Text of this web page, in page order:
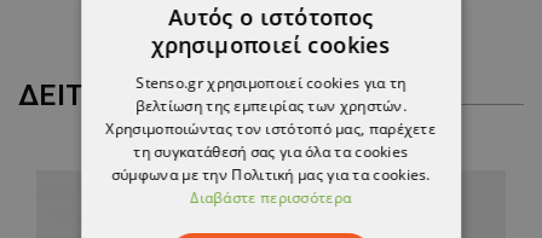
ΔΕΊΤΕ ΠΕΡΙΣΣΌΤΕΡΑ
Αυτός ο ιστότοπος
χρησιμοποιεί cookies
Stenso.gr χρησιμοποιεί cookies για τη
βελτίωση της εμπειρίας των χρηστών.
Χρησιμοποιώντας τον ιστότοπό μας, παρέχετε
τη συγκατάθεσή σας για όλα τα cookies
σύμφωνα με την Πολιτική μας για τα cookies.
Διαβάστε περισσότερα